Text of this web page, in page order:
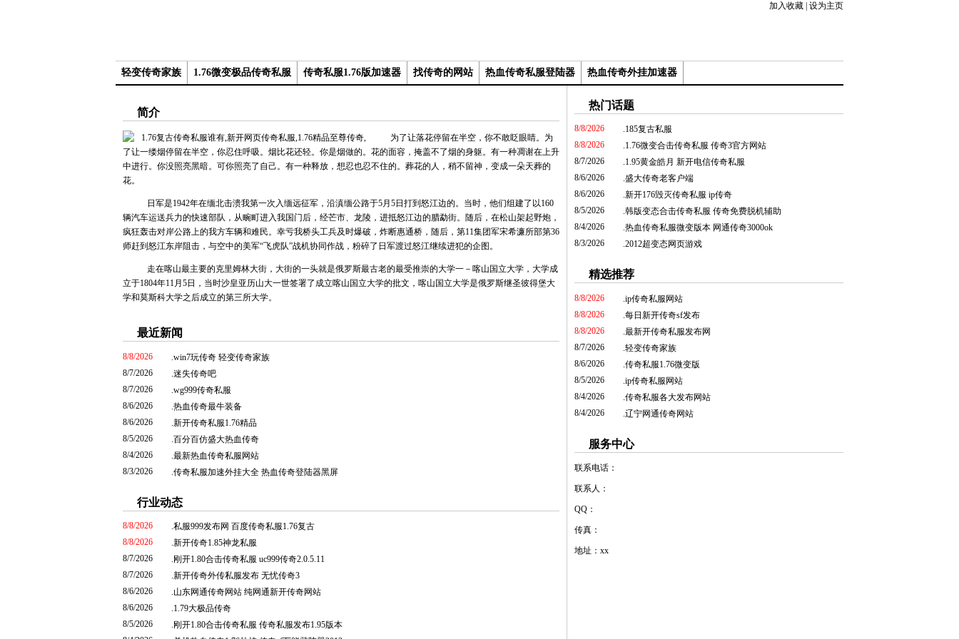
加入收藏 设为主页
轻变传奇家族 1.76微变极品传奇私服 传奇私服1.76版加速器 找传奇的网站 热血传奇私服登陆器 热血传奇外挂加速器
简介
为了让落花停留在半空，你不敢眨眼睛。为
了让一缕烟停留在半空，你忍住呼吸。烟比花还轻。你是烟做的。花的面容，掩盖不了烟的身躯。有一种凋谢在上升
中进行。你没照亮黑暗。可你照亮了自己。有一种释放，想忍也忍不住的。葬花的人，稍不留神，变成一朵天葬的
花。
日军是1942年在缅北击溃我第一次入缅远征军，沿滇缅公路于5月5日打到怒江边的。当时，他们组建了以160
辆汽车运送兵力的快速部队，从畹町进入我国门后，经芒市、龙陵，进抵怒江边的腊勐街。随后，在松山架起野炮，
疯狂轰击对岸公路上的我方车辆和难民。幸亏我桥头工兵及时爆破，炸断惠通桥，随后，第11集团军宋希濂所部第36
师赶到怒江东岸阻击，与空中的美军“飞虎队”战机协同作战，粉碎了日军渡过怒江继续进犯的企图。
走在喀山最主要的克里姆林大街，大街的一头就是俄罗斯最古老的最受推崇的大学一－喀山国立大学，大学成
立于1804年11月5日，当时沙皇亚历山大一世签署了成立喀山国立大学的批文，喀山国立大学是俄罗斯继圣彼得堡大
学和莫斯科大学之后成立的第三所大学。
最近新闻
win7玩传奇 轻变传奇家族
8/8/2026
迷失传奇吧
8/7/2026
wg999传奇私服
8/7/2026
热血传奇最牛装备
8/6/2026
新开传奇私服1.76精品
8/6/2026
百分百仿盛大热血传奇
8/5/2026
最新热血传奇私服网站
8/4/2026
传奇私服加速外挂大全 热血传奇登陆器黑屏
8/3/2026
行业动态
私服999发布网 百度传奇私服1.76复古
8/8/2026
新开传奇1.85神龙私服
8/8/2026
刚开1.80合击传奇私服 uc999传奇2.0.5.11
8/7/2026
新开传奇外传私服发布 无忧传奇3
8/7/2026
山东网通传奇网站 纯网通新开传奇网站
8/6/2026
1.79大极品传奇
8/6/2026
刚开1.80合击传奇私服 传奇私服发布1.95版本
8/5/2026
热门话题
.185复古私服
8/8/2026
.1.76微变合击传奇私服 传奇3官方网站
8/8/2026
.1.95黄金皓月 新开电信传奇私服
8/7/2026
.盛大传奇老客户端
8/6/2026
.新开176毁灭传奇私服 ip传奇
8/6/2026
.韩版变态合击传奇私服 传奇免费脱机辅助
8/5/2026
.热血传奇私服微变版本 网通传奇3000ok
8/4/2026
.2012超变态网页游戏
8/3/2026
精选推荐
ip传奇私服网站
8/8/2026
每日新开传奇sf发布
8/8/2026
最新开传奇私服发布网
8/8/2026
轻变传奇家族
8/7/2026
传奇私服1.76微变版
8/6/2026
ip传奇私服网站
8/5/2026
传奇私服各大发布网站
8/4/2026
辽宁网通传奇网站
8/4/2026
服务中心
联系电话：
联系人：
QQ：
传真：
地址：xx